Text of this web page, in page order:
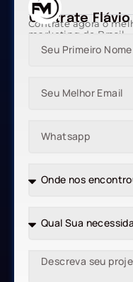
Contrate Flávio
Contrate agora o
marketing do Brasil